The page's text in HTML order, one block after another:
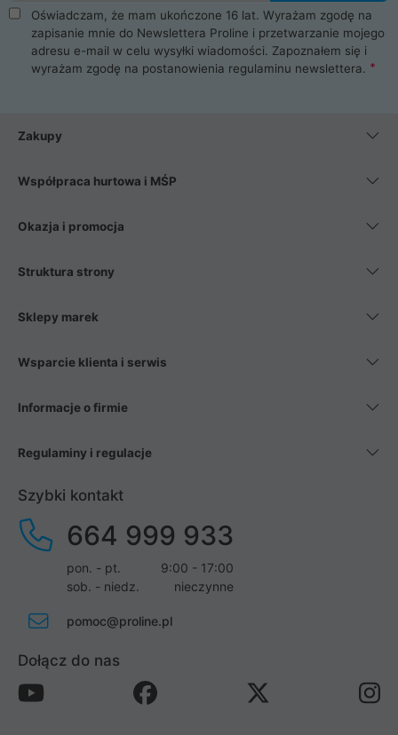
takie jak procesory, karty graficzne, płyty główne, pamięci,
dyski SSD, M.2 oraz HDD. Nasi pracownicy pomogą Ci wybrać
najlepszy zasilacz komputerowy oraz obudowę do komputera.
Poza komputerami mamy również najlepsze na rynku
Smartfony takich producentów jak Xiaomi, Apple, Samsung i
wentylatory. Na koniec mając już to wszystko, możesz
Oświadczam, że mam ukończone 16 lat. Wyrażam zgodę na
zapisanie mnie do Newslettera Proline i przetwarzanie mojego
adresu e-mail w celu wysyłki wiadomości. Zapoznałem się i
wyrażam zgodę na postanowienia regulaminu newslettera.
Zakupy
Współpraca hurtowa i MŚP
Okazja i promocja
Struktura strony
Sklepy marek
Wsparcie klienta i serwis
Informacje o firmie
Regulaminy i regulacje
Szybki kontakt
664 999 933
pon. - pt.
9:00 - 17:00
sob. - niedz.
nieczynne
pomoc@proline.pl
Dołącz do nas